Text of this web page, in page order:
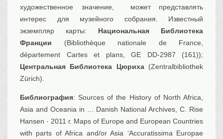
художественное значение, может представлять
интерес для музейного собрания. Известный
экземпляр карты: Национальная Библиотека
Франции (Bibliothèque nationale de France,
département Cartes et plans, GE DD-2987 (161));
Центральная Библиотека Цюриха(Zentralbibliothek
Zürich).
Библиография: Sources of the History of North Africa,
Asia and Oceania in … Danish National Archives, ‎C. Rise
Hansen · 2011 г. Maps of Europe and European Countries
with parts of Africa and/or Asia ‘Accuratissima Europae